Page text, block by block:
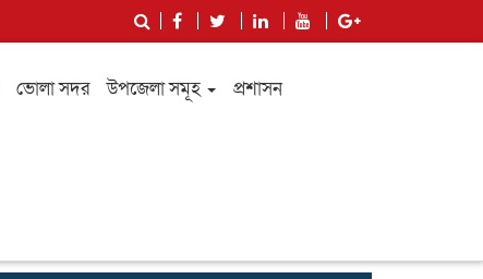
ভোলা সদর উপজেলা সমূহ
প্রশাসন